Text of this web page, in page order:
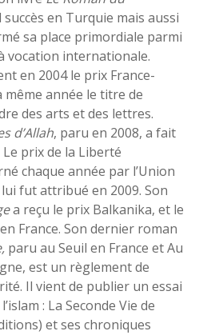
en Turquie mais aussi
sa place primordiale parmi
vocation internationale.
en 2004 le prix France-
année le titre de
des arts et des lettres.
d’Allah, paru en 2008, a fait
Le prix de la Liberté
chaque année par l’Union
fut attribué en 2009. Son
a reçu le prix Balkanika, et le
France. Son dernier roman
paru au Seuil en France et Au
est un règlement de
Il vient de publier un essai
: La Seconde Vie de
et ses chroniques